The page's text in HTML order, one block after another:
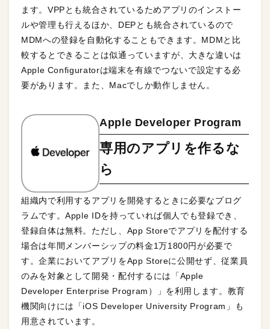
ます。VPPとも統合されているためアプリのインストー
ルや管理も行えるほか、DEPとも統合されているので
MDMへの登録を自動化することもできます。MDMと比
較するとできることは似通っていますが、大きな違いは
Apple Configuratorは端末を有線でつないで設定する必
要があります。また、Macでしか動作しません。
Apple Developer Program
専用のアプリを作るな
ら
組織内で利用するアプリを開発するときに必要なプログ
ラムです。Apple IDを持っていれば個人でも登録でき、
登録自体は無料。ただし、App Storeでアプリを配付する
場合は年間メンバーシップの料金1万1800円が必要で
す。企業においてアプリをApp Storeに公開せず、従業員
のみを対象として開発・配付するには「Apple
Developer Enterprise Program）」を利用します。教育
機関向けには「iOS Developer University Program」も
用意されています。